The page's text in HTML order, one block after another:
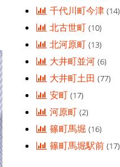
千代川町今津(14)
北古世町(10)
北河原町(13)
大井町並河(6)
大井町土田(77)
安町(17)
河原町(2)
篠町馬堀(16)
篠町馬堀駅前(17)